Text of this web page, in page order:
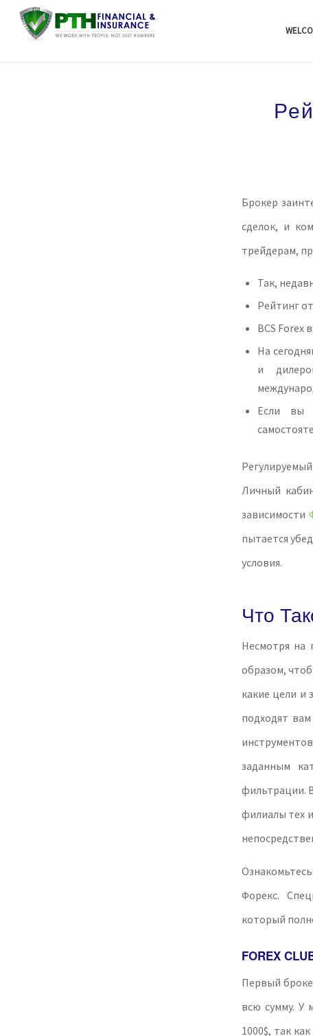
Брокер
сделок, и
трейдерам,
Так,
Рейтинг
BCS Forex
На
и
Если вы
Личный
зависимости
пытается
условия.
Что
Несмотря на
образом,
какие цели и
подходят
заданным
фильтрации.
филиалы тех
Форекс.
который
FOREX
Первый
всю сумму. У
1000$, так